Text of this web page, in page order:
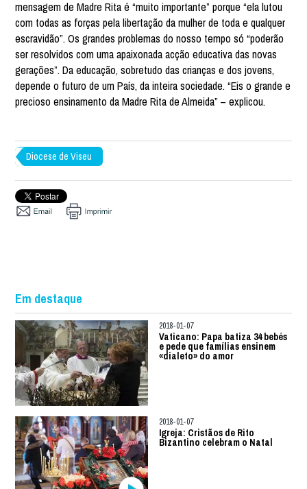
mensagem de Madre Rita é “muito importante” porque “ela lutou
com todas as forças pela libertação da mulher de toda e qualquer
escravidão”. Os grandes problemas do nosso tempo só “poderão
ser resolvidos com uma apaixonada acção educativa das novas
gerações”. Da educação, sobretudo das crianças e dos jovens,
depende o futuro de um País, da inteira sociedade. “Eis o grande e
precioso ensinamento da Madre Rita de Almeida” – explicou.
Diocese de Viseu
Em destaque
2018-01-07
Vaticano: Papa batiza 34 bebés
e pede que famílias ensinem
«dialeto» do amor
2018-01-07
Igreja: Cristãos de Rito
Bizantino celebram o Natal